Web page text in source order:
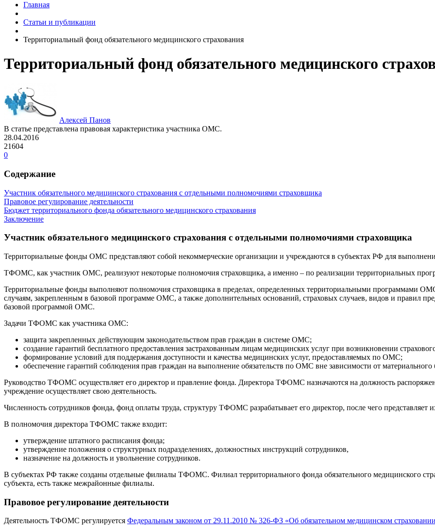
Главная
Статьи и публикации
Территориальный фонд обязательного медицинского страхования
Территориальный фонд обязательного медицинского
Алексей Панов
В статье представлена правовая характеристика участника ОМС.
28.04.2016
21604
0
Содержание
Участник обязательного медицинского страхования с отдельными полномочиями страховщика
Правовое регулирование деятельности
Бюджет территориального фонда обязательного медицинского страхования
Заключение
Участник обязательного медицинского страхования с отдельными полномочиями страховщика
Территориальные фонды ОМС представляют собой некоммерческие организации и учреждаются в субъектах РФ для
ТФОМС, как участник ОМС, реализуют некоторые полномочия страховщика, а именно – по реализации территориальных
Территориальные фонды выполняют полномочия страховщика в пределах, определенных территориальными программами
случаям, закрепленным в базовой программе ОМС, а также дополнительных оснований, страховых случаев, видов и правил
базовой программой ОМС.
Задачи ТФОМС как участника ОМС:
защита закрепленных действующим законодательством прав граждан в системе ОМС;
создание гарантий бесплатного предоставления застрахованным лицам медицинских услуг при возникновении
формирование условий для поддержания доступности и качества медицинских услуг, предоставляемых по ОМС;
обеспечение гарантий соблюдения прав граждан на выполнение обязательств по ОМС вне зависимости от материального
Руководство ТФОМС осуществляет его директор и правление фонда. Директора ТФОМС назначаются на должность
учреждение осуществляет свою деятельность.
Численность сотрудников фонда, фонд оплаты труда, структуру ТФОМС разрабатывает его директор, после чего
В полномочия директора ТФОМС также входит:
утверждение штатного расписания фонда;
утверждение положения о структурных подразделениях, должностных инструкций сотрудников,
назначение на должность и увольнение сотрудников.
В субъектах РФ также созданы отдельные филиалы ТФОМС. Филиал территориального фонда обязательного медицинского
субъекта, есть также межрайонные филиалы.
Правовое регулирование деятельности
Деятельность ТФОМС регулируется Федеральным законом от 29.11.2010 № 326-ФЗ «Об обязательном медицинском